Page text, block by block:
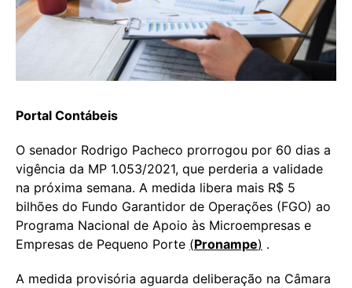
Portal Contábeis
O senador Rodrigo Pacheco prorrogou por 60 dias a
vigência da MP 1.053/2021, que perderia a validade
na próxima semana. A medida libera mais R$ 5
bilhões do Fundo Garantidor de Operações (FGO) ao
Programa Nacional de Apoio às Microempresas e
Empresas de Pequeno Porte (Pronampe) .
A medida provisória aguarda deliberação na Câmara